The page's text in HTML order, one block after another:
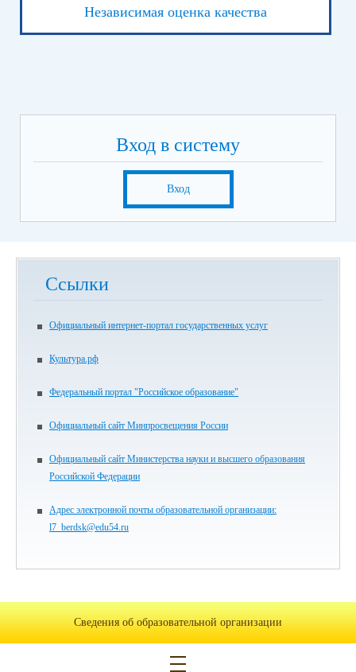
Независимая оценка качества
Вход в систему
Вход
Ссылки
Официальный интернет-портал государственных услуг
Культура.рф
Федеральный портал "Российское образование"
Официальный сайт Минпросвещения России
Официальный сайт Министерства науки и высшего образования
Российской Федерации
Адрес электронной почты образовательной организации:
l7_berdsk@edu54.ru
Сведения об образовательной организации